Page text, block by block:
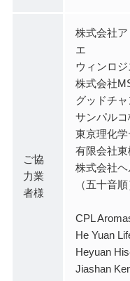
ご協
力業
者様
株式会社
エ
ウィンロ
株式会社
グッドチ
サンパル
東京理化
有限会社東
株式会社ヘ
（五十音順
CPL
He Yuan
Heyuan
Jiashan